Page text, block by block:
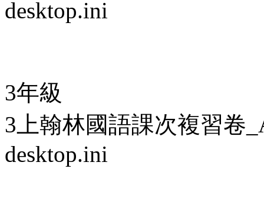
desktop.ini
3年級
3上翰林國語課次複習卷
desktop.ini